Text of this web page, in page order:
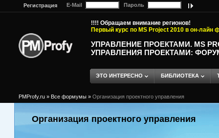
Регистрация E-Mail Пароль
!!!! Обращаем внимание регионов!
Первый курс по MS Project 2010 в он-лайн
УПРАВЛЕНИЕ ПРОЕКТАМИ. MS
УПРАВЛЕНИЯ ПРОЕКТАМИ:
ЭТО ИНТЕРЕСНО БИБЛИОТЕКА
PMProfy.ru » Все формумы » Организация проектного управления
Организация проектного управления